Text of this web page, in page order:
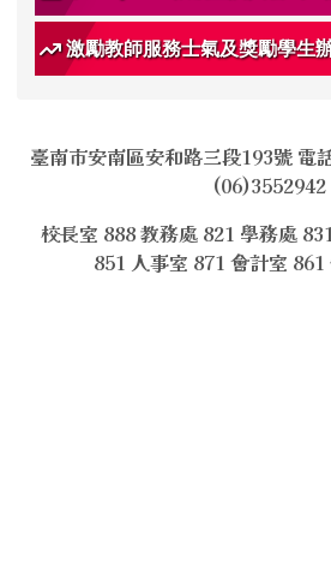
激勵教師服務士氣及獎勵學生
臺南市安南區安和路三段193號 電
(06)3552942
校長室 888 教務處 821 學務處
851 人事室 871 會計室